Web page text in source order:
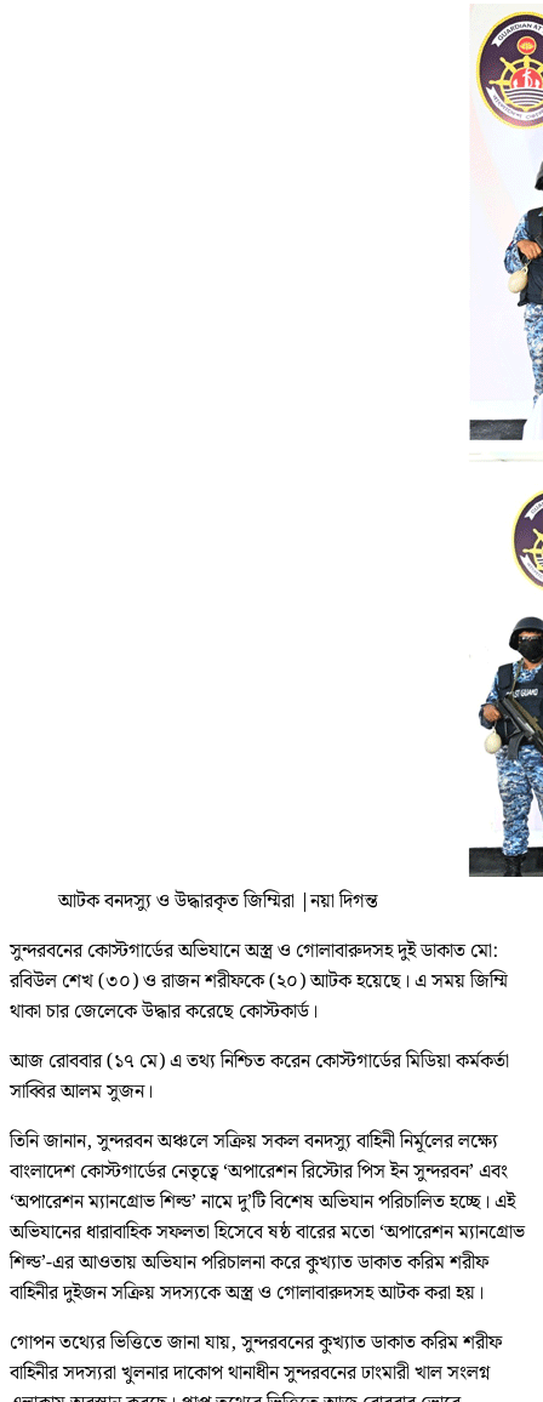
আটক বনদস্যু ও উদ্ধারকৃত জিম্মিরা |নয়া দিগন্ত
সুন্দরবনের কোস্টগার্ডের অভিযানে অস্ত্র ও গোলাবারুদসহ দুই ডাকাত মো:
রবিউল শেখ (৩০) ও রাজন শরীফকে (২০) আটক হয়েছে। এ সময় জিম্মি
থাকা চার জেলেকে উদ্ধার করেছে কোস্টকার্ড।
আজ রোববার (১৭ মে) এ তথ্য নিশ্চিত করেন কোস্টগার্ডের মিডিয়া কর্মকর্তা
সাব্বির আলম সুজন।
তিনি জানান, সুন্দরবন অঞ্চলে সক্রিয় সকল বনদস্যু বাহিনী নির্মূলের লক্ষ্যে
বাংলাদেশ কোস্টগার্ডের নেতৃত্বে ‘অপারেশন রিস্টোর পিস ইন সুন্দরবন’ এবং
‘অপারেশন ম্যানগ্রোভ শিল্ড’ নামে দু’টি বিশেষ অভিযান পরিচালিত হচ্ছে। এই
অভিযানের ধারাবাহিক সফলতা হিসেবে ষষ্ঠ বারের মতো ‘অপারেশন ম্যানগ্রোভ
শিল্ড’-এর আওতায় অভিযান পরিচালনা করে কুখ্যাত ডাকাত করিম শরীফ
বাহিনীর দুইজন সক্রিয় সদস্যকে অস্ত্র ও গোলাবারুদসহ আটক করা হয়।
গোপন তথ্যের ভিত্তিতে জানা যায়, সুন্দরবনের কুখ্যাত ডাকাত করিম শরীফ
বাহিনীর সদস্যরা খুলনার দাকোপ থানাধীন সুন্দরবনের ঢাংমারী খাল সংলগ্ন